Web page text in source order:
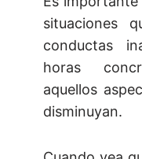
situaciones
conductas
horas
aquellos
disminuyan.